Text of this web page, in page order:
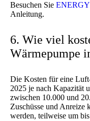
Besuchen Sie
Anleitung.
6. Wie viel
Wärmepumpe
Die Kosten für eine
2025 je nach Kapazität
zwischen 10.000 und
Zuschüsse und Anreize
werden, teilweise um